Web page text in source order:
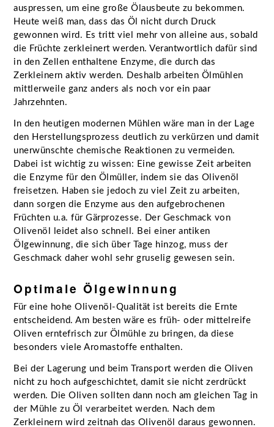
auspressen, um eine große Ölausbeute zu bekommen.
Heute weiß man, dass das Öl nicht durch Druck
gewonnen wird. Es tritt viel mehr von alleine aus, sobald
die Früchte zerkleinert werden. Verantwortlich dafür sind
in den Zellen enthaltene Enzyme, die durch das
Zerkleinern aktiv werden. Deshalb arbeiten Ölmühlen
mittlerweile ganz anders als noch vor ein paar
Jahrzehnten.
In den heutigen modernen Mühlen wäre man in der Lage
den Herstellungsprozess deutlich zu verkürzen und damit
unerwünschte chemische Reaktionen zu vermeiden.
Dabei ist wichtig zu wissen: Eine gewisse Zeit arbeiten
die Enzyme für den Ölmüller, indem sie das Olivenöl
freisetzen. Haben sie jedoch zu viel Zeit zu arbeiten,
dann sorgen die Enzyme aus den aufgebrochenen
Früchten u.a. für Gärprozesse. Der Geschmack von
Olivenöl leidet also schnell. Bei einer antiken
Ölgewinnung, die sich über Tage hinzog, muss der
Geschmack daher wohl sehr gruselig gewesen sein.
Optimale Ölgewinnung
Für eine hohe Olivenöl-Qualität ist bereits die Ernte
entscheidend. Am besten wäre es früh- oder mittelreife
Oliven erntefrisch zur Ölmühle zu bringen, da diese
besonders viele Aromastoffe enthalten.
Bei der Lagerung und beim Transport werden die Oliven
nicht zu hoch aufgeschichtet, damit sie nicht zerdrückt
werden. Die Oliven sollten dann noch am gleichen Tag in
der Mühle zu Öl verarbeitet werden. Nach dem
Zerkleinern wird zeitnah das Olivenöl daraus gewonnen.